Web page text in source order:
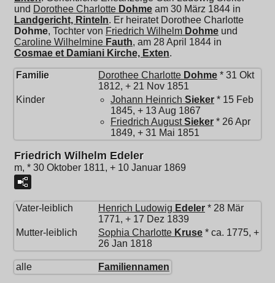
und Dorothee Charlotte Dohme am 30 März 1844 in
Landgericht, Rinteln. Er heiratet Dorothee Charlotte
Dohme, Tochter von Friedrich Wilhelm Dohme und
Caroline Wilhelmine Fauth, am 28 April 1844 in
Cosmae et Damiani Kirche, Exten.
Familie Dorothee Charlotte Dohme * 31 Okt
1812, + 21 Nov 1851
Kinder
Johann Heinrich Sieker * 15 Feb
1845, + 13 Aug 1867
Friedrich August Sieker * 26 Apr
1849, + 31 Mai 1851
Friedrich Wilhelm Edeler
m, * 30 Oktober 1811, + 10 Januar 1869
Vater-leiblich Henrich Ludowig Edeler * 28 Mär
1771, + 17 Dez 1839
Mutter-leiblich
Sophia Charlotte Kruse * ca. 1775, +
26 Jan 1818
alle Familiennamen